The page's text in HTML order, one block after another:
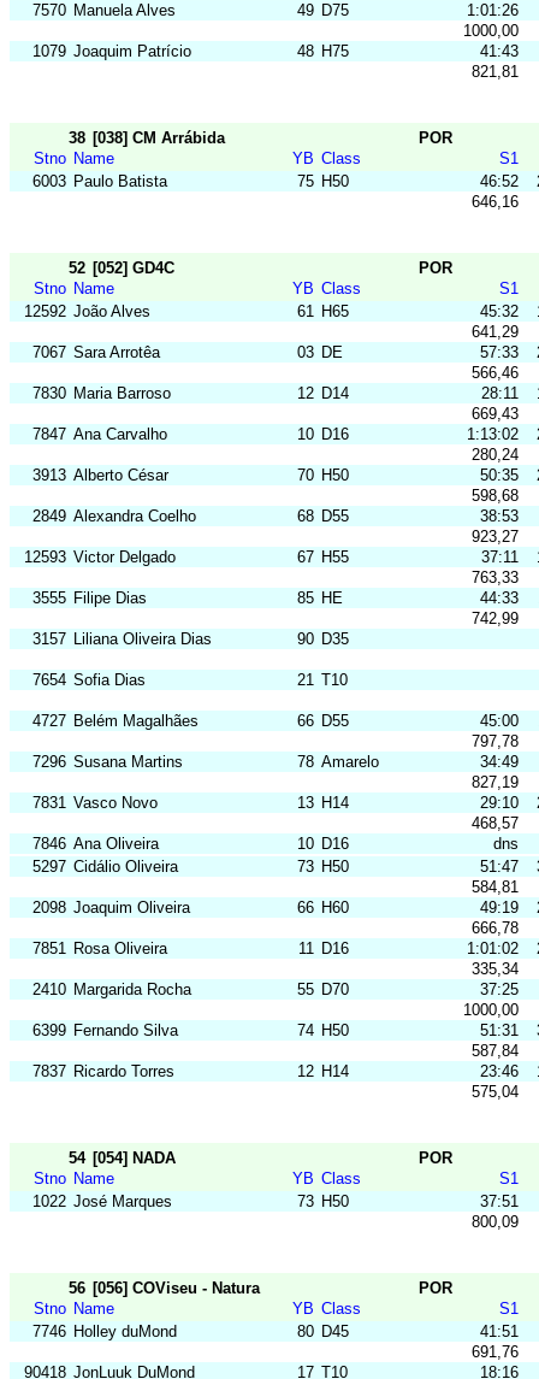
7570 Manuela Alves 49 D75
1:01:26
1000,00
1079 Joaquim Patrício 48 H75
41:43
821,81
38 [038] CM Arrábida
POR
Stno Name YB Class
S1
6003 Paulo Batista 75 H50 46:52
646,16
52 [052] GD4C
POR
Stno Name YB Class
S1
12592 João Alves 61 H65 45:32
641,29
7067 Sara Arrotêa 03 DE 57:33
566,46
7830 Maria Barroso 12 D14 28:11
669,43
7847 Ana Carvalho 10 D16 1:13:02
280,24
3913 Alberto César 70 H50 50:35
598,68
2849 Alexandra Coelho 68 D55
38:53
923,27
12593 Victor Delgado 67 H55 37:11
763,33
3555 Filipe Dias 85 HE 44:33
742,99
3157 Liliana Oliveira Dias 90 D35
7654 Sofia Dias 21 T10
4727 Belém Magalhães 66 D55 45:00
797,78
7296 Susana Martins 78 Amarelo
34:49
827,19
7831 Vasco Novo 13 H14 29:10
468,57
7846 Ana Oliveira 10 D16
dns
5297 Cidálio Oliveira 73 H50 51:47
584,81
2098 Joaquim Oliveira 66 H60 49:19
666,78
7851 Rosa Oliveira 11 D16 1:01:02
335,34
2410 Margarida Rocha 55 D70
37:25
1000,00
6399 Fernando Silva 74 H50 51:31
587,84
7837 Ricardo Torres 12 H14 23:46
575,04
54 [054] NADA
POR
Stno Name YB Class
S1
1022 José Marques 73 H50
37:51
800,09
56 [056] COViseu - Natura
POR
Stno Name YB Class
S1
7746 Holley duMond 80 D45
41:51
691,76
90418 JonLuuk DuMond 17 T10 18:16